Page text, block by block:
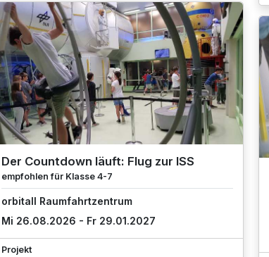
Der Countdown läuft: Flug zur ISS
empfohlen für Klasse 4-7
orbitall Raumfahrtzentrum
Mi 26.08.2026 - Fr 29.01.2027
Projekt